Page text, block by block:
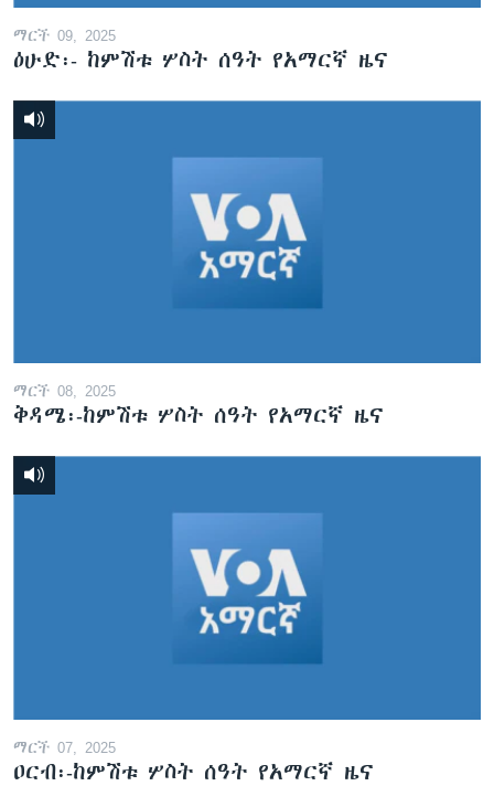
ማርች 09, 2025
ዕሁድ፡- ከምሽቱ ሦስት ሰዓት የአማርኛ ዜና
ማርች 08, 2025
ቅዳሜ፡-ከምሽቱ ሦስት ሰዓት የአማርኛ ዜና
ማርች 07, 2025
ዐርብ፡-ከምሽቱ ሦስት ሰዓት የአማርኛ ዜና